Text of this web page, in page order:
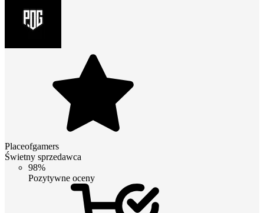
Placeofgamers
Świetny sprzedawca
98%
Pozytywne oceny